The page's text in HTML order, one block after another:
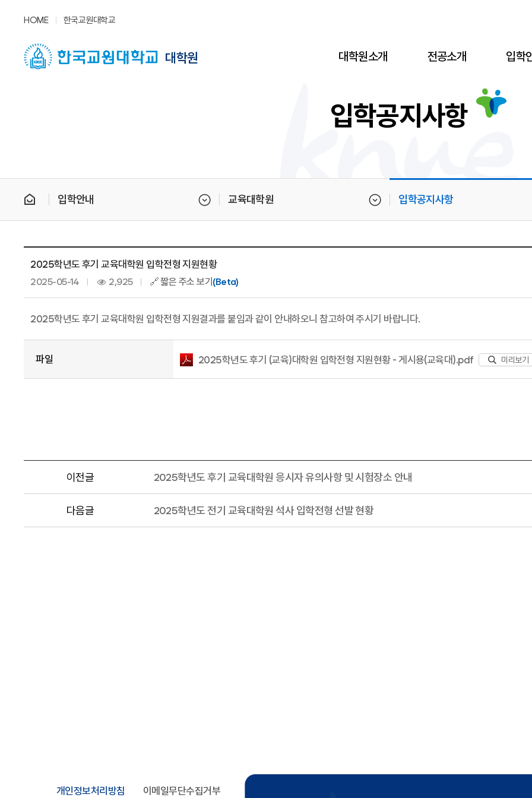
HOME 한국교원대학교
대학원 대학원소개 전공소개 입학
입학공지사항
입학안내 교육대학원 입학공지사항
2025학년도 후기 교육대학원 입학전형 지원현황
2025-05-14 2,925 🔗 짧은 주소 보기 (Beta)
2025학년도 후기 교육대학원 입학전형 지원결과를 붙임과 같이 안내하오니 참고하여 주시기 바랍니다.
파일 2025학년도 후기 (교육)대학원 입학전형 지원현황 - 게시용(교육대).pdf 미리보기
이전글 2025학년도 후기 교육대학원 응시자 유의사항 및 시험장소 안내
다음글 2025학년도 전기 교육대학원 석사 입학전형 선발 현황
개인정보처리방침 이메일무단수집거부